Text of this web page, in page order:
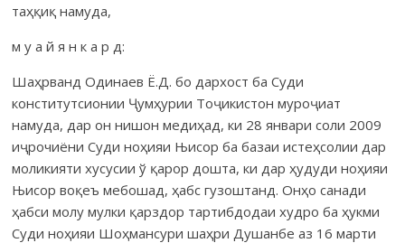
таҳқиқ намуда,
м у а й я н к а р д:
Шаҳрванд Одинаев Ё.Д. бо дархост ба Суди
конститутсионии Ҷумҳурии Тоҷикистон муроҷиат
намуда, дар он нишон медиҳад, ки 28 январи соли 2009
иҷрочиёни Суди ноҳияи Њисор ба базаи истеҳсолии дар
моликияти хусусии ў қарор дошта, ки дар ҳудуди ноҳияи
Њисор воқеъ мебошад, ҳабс гузоштанд. Онҳо санади
ҳабси молу мулки қарздор тартибдодаи худро ба ҳукми
Суди ноҳияи Шоҳмансури шаҳри Душанбе аз 16 марти